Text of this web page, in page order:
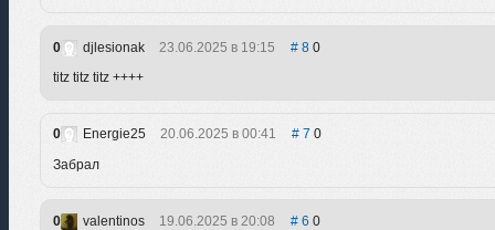
0 djlesionak 23.06.2025 в 19:15 80
titz titz titz ++++
0 Energie25 20.06.2025 в 00:41 7 0
Забрал
0 valentinos 19.06.2025 в 20:08 6 0